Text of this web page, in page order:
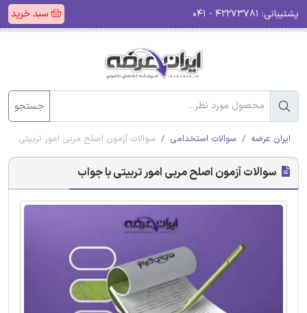
پشتیبانی: سبد خرید
جستجو
ایران عرضه سوالات استخدامی سوالات آزمون اصلح مربی امور تربیتی با
سوالات آزمون اصلح مربی امور تربیتی با جواب